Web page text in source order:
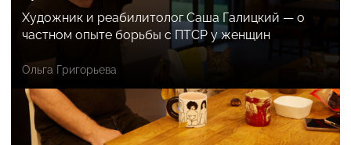
Художник и реабилитолог Саша Галицкий — о
частном опыте борьбы с ПТСР у женщин
Ольга Григорьева